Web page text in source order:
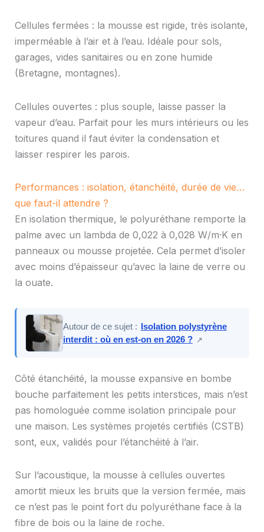
Cellules fermées : la mousse est rigide, très isolante,
imperméable à l’air et à l’eau. Idéale pour sols,
garages, vides sanitaires ou en zone humide
(Bretagne, montagnes).
Cellules ouvertes : plus souple, laisse passer la
vapeur d’eau. Parfait pour les murs intérieurs ou les
toitures quand il faut éviter la condensation et
laisser respirer les parois.
Performances : isolation, étanchéité, durée de vie…
que faut-il attendre ?
En isolation thermique, le polyuréthane remporte la
palme avec un lambda de 0,022 à 0,028 W/m·K en
panneaux ou mousse projetée. Cela permet d’isoler
avec moins d’épaisseur qu’avec la laine de verre ou
la ouate.
Autour de ce sujet : Isolation polystyrène
interdit : où en est-on en 2026 ? ↗
Côté étanchéité, la mousse expansive en bombe
bouche parfaitement les petits interstices, mais n’est
pas homologuée comme isolation principale pour
une maison. Les systèmes projetés certifiés (CSTB)
sont, eux, validés pour l’étanchéité à l’air.
Sur l’acoustique, la mousse à cellules ouvertes
amortit mieux les bruits que la version fermée, mais
ce n’est pas le point fort du polyuréthane face à la
fibre de bois ou la laine de roche.